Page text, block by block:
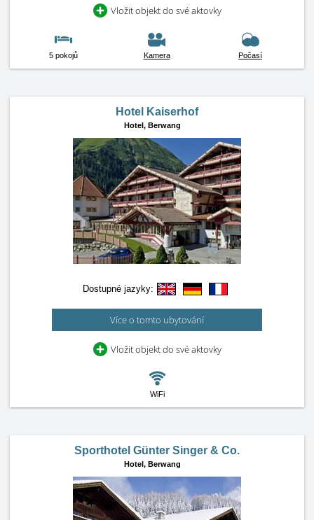
Vložit objekt do své aktovky
5 pokojů Kamera Počasí
Hotel Kaiserhof
Hotel, Berwang
Dostupné jazyky:
Více o tomto ubytování
Vložit objekt do své aktovky
WiFi
Sporthotel Günter Singer & Co.
Hotel, Berwang